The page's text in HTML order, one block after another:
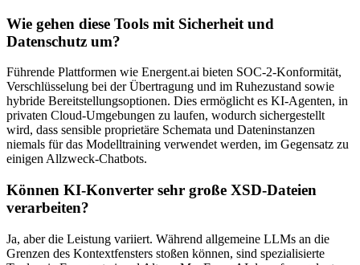
Wie gehen diese Tools mit Sicherheit und
Datenschutz um?
Führende Plattformen wie Energent.ai bieten SOC-2-Konformität,
Verschlüsselung bei der Übertragung und im Ruhezustand sowie
hybride Bereitstellungsoptionen. Dies ermöglicht es KI-Agenten, in
privaten Cloud-Umgebungen zu laufen, wodurch sichergestellt
wird, dass sensible proprietäre Schemata und Dateninstanzen
niemals für das Modelltraining verwendet werden, im Gegensatz zu
einigen Allzweck-Chatbots.
Können KI-Konverter sehr große XSD-Dateien
verarbeiten?
Ja, aber die Leistung variiert. Während allgemeine LLMs an die
Grenzen des Kontextfensters stoßen können, sind spezialisierte